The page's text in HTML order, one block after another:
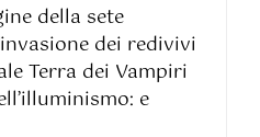
della sete
dei redivivi
Terra dei Vampiri
e